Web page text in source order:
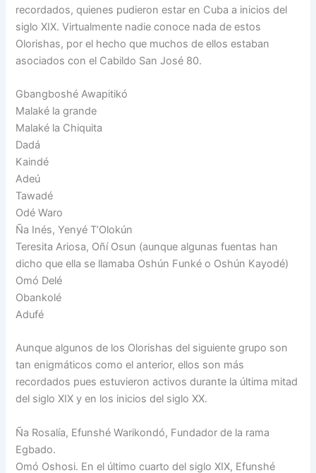
recordados, quienes pudieron estar en Cuba a inicios del
siglo XIX. Virtualmente nadie conoce nada de estos
Olorishas, por el hecho que muchos de ellos estaban
asociados con el Cabildo San José 80.
Gbangboshé Awapitikó
Malaké la grande
Malaké la Chiquita
Dadá
Kaindé
Adeú
Tawadé
Odé Waro
Ña Inés, Yenyé T’Olokún
Teresita Ariosa, Oñí Osun (aunque algunas fuentas han
dicho que ella se llamaba Oshún Funké o Oshún Kayodé)
Omó Delé
Obankolé
Adufé
Aunque algunos de los Olorishas del siguiente grupo son
tan enigmáticos como el anterior, ellos son más
recordados pues estuvieron activos durante la última mitad
del siglo XIX y en los inicios del siglo XX.
Ña Rosalía, Efunshé Warikondó, Fundador de la rama
Egbado.
Omó Oshosi. En el último cuarto del siglo XIX, Efunshé